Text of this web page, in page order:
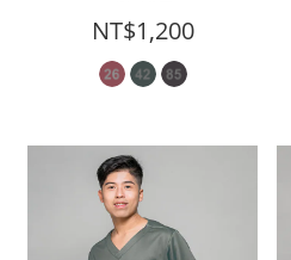
NT$1,200